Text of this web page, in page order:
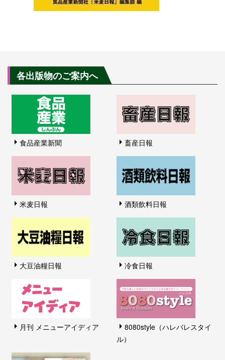
各出版物のご案内へ
食品産業新聞 畜産日報
米麦日報 酒類飲料日報
大豆油糧日報 冷食日報
月刊 メニューアイディア
8080style（ハレバレスタイ
ル）